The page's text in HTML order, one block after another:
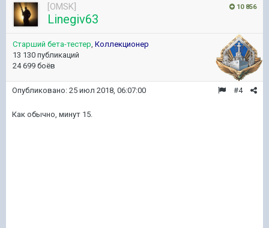
10 856
[OMSK]
Linegiv63
Старший бета-тестер Коллекционер
13 130 публикаций
24 699 боёв
#4
Опубликовано: 25 июл 2018, 06:07:00
Как обычно, минут 15.